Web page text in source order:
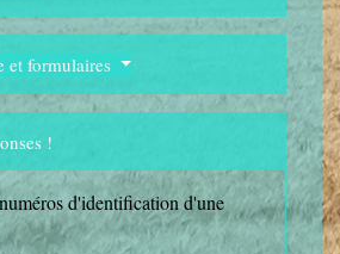
et formulaires
!
d'identification d'une